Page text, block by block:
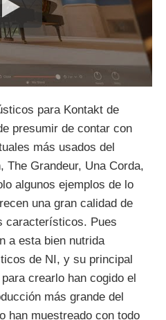
para Kontakt de
presumir de contar con
más usados del
The Grandeur, Una Corda,
algunos ejemplos de lo
una gran calidad de
característicos. Pues
a esta bien nutrida
de NI, y su principal
crearlo han cogido el
más grande del
han muestreado con todo